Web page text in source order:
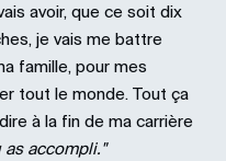
avoir, que ce soit dix
je vais me battre
famille, pour mes
tout le monde. Tout ça
à la fin de ma carrière
as accompli."